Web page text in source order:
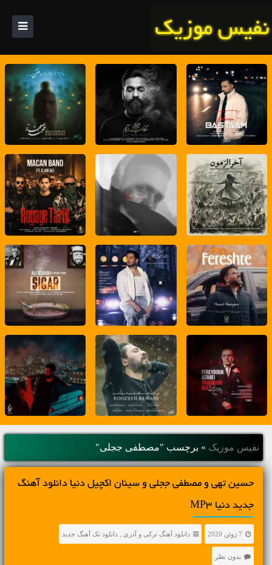
نفیس موزیک » برچسب "مصطفی ججلی"
حسین تهی و مصطفی ججلی و سینان اکچیل دنیا دانلود آهنگ
جدید دنیا MP3
7 ژوئن 2020 دانلود آهنگ ترکی و آذری دانلود تک آهنگ جدید
بدون نظر